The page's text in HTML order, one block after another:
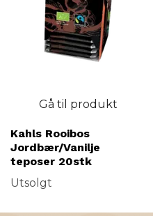
Gå til produkt
Kahls Rooibos
Jordbær/Vanilje
teposer 20stk
Utsolgt